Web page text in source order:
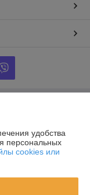
удобства
персональных
cookies или